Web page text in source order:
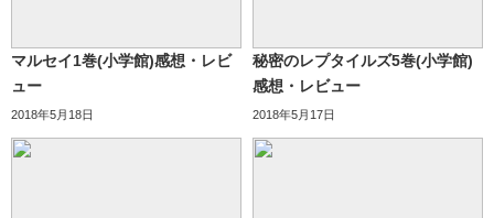
マルセイ1巻(小学館)感想・レビ
ュー
2018年5月18日
秘密のレプタイルズ5巻(小学館)
感想・レビュー
2018年5月17日